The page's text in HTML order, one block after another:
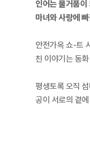
인어는 물거품이
마녀와 사랑에
안전가옥 쇼-트
친 이야기는 동
평생토록 오직
공이 서로의 곁